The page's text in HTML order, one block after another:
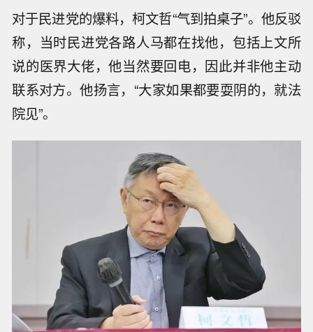
对于民进党的爆料，柯文哲“气到拍桌子”。他反驳
称，当时民进党各路人马都在找他，包括上文所
说的医界大佬，他当然要回电，因此并非他主动
联系对方。他扬言，“大家如果都要耍阴的，就法
院见”。